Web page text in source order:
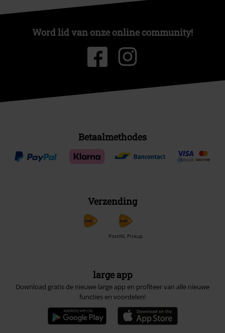
Word lid van onze online community!
Betaalmethodes
Verzending
PostNL Pickup
large app
Download gratis de nieuwe large app en profiteer van alle nieuwe
functies en voordelen!